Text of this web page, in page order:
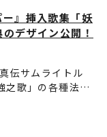
する世界」
ト
：凱、上杉
織田龍
：凱、上
、織田龍成
織田龍成:増田俊樹
マイド5枚セット
缶バッジ2個セッ
ホルダー(50㎜
ー』挿入歌集「妖
デザイン公開！
伝サムライトル
之歌」の各種法人
コースター】